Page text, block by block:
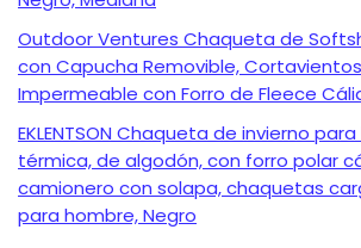
Outdoor Ventures Chaqueta de
con Capucha Removible,
Impermeable con Forro de Fleece
EKLENTSON Chaqueta de invierno
térmica, de algodón, con forro polar
camionero con solapa, chaquetas
para hombre, Negro